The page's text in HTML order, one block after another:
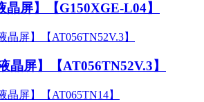
晶屏】【G150XGE-L04】
晶屏】【AT056TN52V.3】